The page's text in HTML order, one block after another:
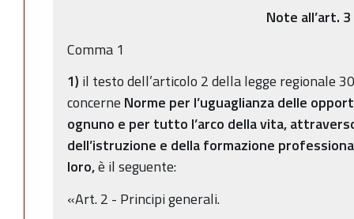
Note all’art. 3
Comma 1
1) il testo dell’articolo 2 della legge regionale
concerne Norme per l’uguaglianza delle
ognuno e per tutto l’arco della vita,
dell’istruzione e della formazione
loro,è il seguente:
«Art. 2 - Principi generali.